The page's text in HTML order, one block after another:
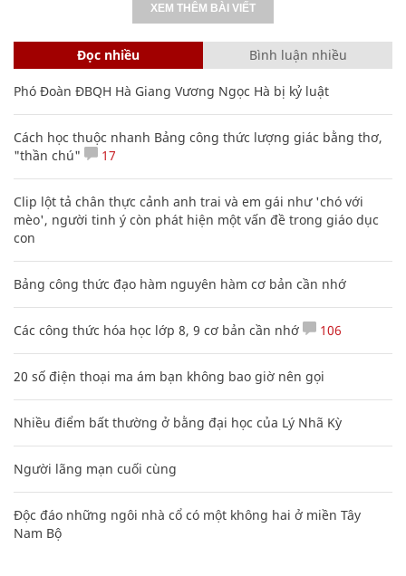
XEM THÊM BÀI VIẾT
Đọc nhiều Bình luận nhiều
Phó Đoàn ĐBQH Hà Giang Vương Ngọc Hà bị kỷ luật
Cách học thuộc nhanh Bảng công thức lượng giác bằng thơ,
"thần chú"
17
Clip lột tả chân thực cảnh anh trai và em gái như 'chó với
mèo', người tinh ý còn phát hiện một vấn đề trong giáo dục
con
Bảng công thức đạo hàm nguyên hàm cơ bản cần nhớ
Các công thức hóa học lớp 8, 9 cơ bản cần nhớ 106
20 số điện thoại ma ám bạn không bao giờ nên gọi
Nhiều điểm bất thường ở bằng đại học của Lý Nhã Kỳ
Người lãng mạn cuối cùng
Độc đáo những ngôi nhà cổ có một không hai ở miền Tây
Nam Bộ